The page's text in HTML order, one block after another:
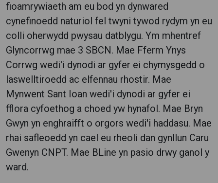
fioamrywiaeth am eu bod yn dynwared
cynefinoedd naturiol fel twyni tywod rydym yn eu
colli oherwydd pwysau datblygu. Ym mhentref
Glyncorrwg mae 3 SBCN. Mae Fferm Ynys
Corrwg wedi'i dynodi ar gyfer ei chymysgedd o
laswelltiroedd ac elfennau rhostir. Mae
Mynwent Sant Ioan wedi'i dynodi ar gyfer ei
fflora cyfoethog a choed yw hynafol. Mae Bryn
Gwyn yn enghraifft o orgors wedi'i haddasu. Mae
rhai safleoedd yn cael eu rheoli dan gynllun Caru
Gwenyn CNPT. Mae BLine yn pasio drwy ganol y
ward.